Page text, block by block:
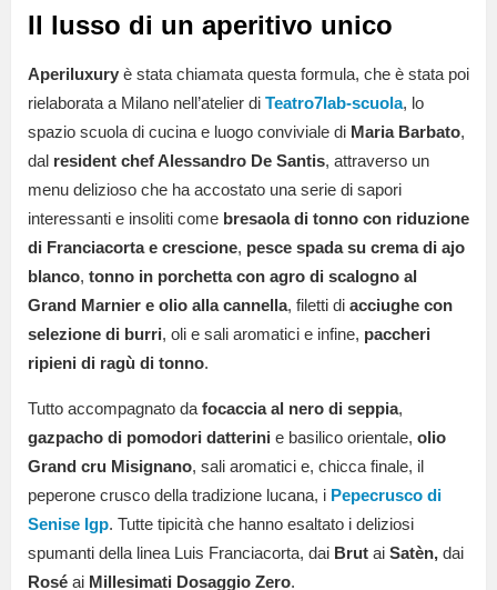
Il lusso di un aperitivo unico
Aperiluxury è stata chiamata questa formula, che è stata poi
rielaborata a Milano nell’atelier di Teatro7lab-scuola, lo
spazio scuola di cucina e luogo conviviale di Maria Barbato,
dal resident chef Alessandro De Santis, attraverso un
menu delizioso che ha accostato una serie di sapori
interessanti e insoliti come bresaola di tonno con riduzione
di Franciacorta e crescione, pesce spada su crema di ajo
blanco, tonno in porchetta con agro di scalogno al
Grand Marnier e olio alla cannella, filetti di acciughe con
selezione di burri, oli e sali aromatici e infine, paccheri
ripieni di ragù di tonno.
Tutto accompagnato da focaccia al nero di seppia,
gazpacho di pomodori datterini e basilico orientale, olio
Grand cru Misignano, sali aromatici e, chicca finale, il
peperone crusco della tradizione lucana, i Pepecrusco di
Senise Igp. Tutte tipicità che hanno esaltato i deliziosi
spumanti della linea Luis Franciacorta, dai Brut ai Satèn, dai
Rosé ai Millesimati Dosaggio Zero.